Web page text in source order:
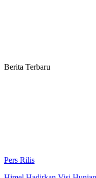
Berita Terbaru
Pers Rilis